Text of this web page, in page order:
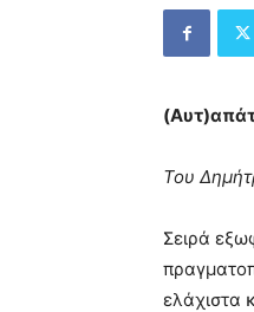
Του
Σειρά
ελάχιστα